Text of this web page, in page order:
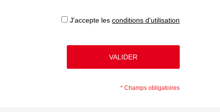
J'accepte les conditions d'utilisation
* Champs obligatoires